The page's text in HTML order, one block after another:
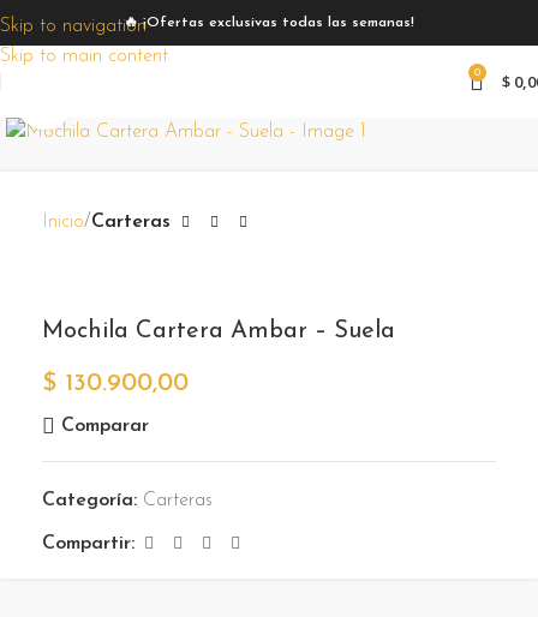
Skip to navigation
Skip to main content
🔥 ¡Ofertas exclusivas todas las semanas!
0 $
Inicio Carteras
Mochila Cartera Ambar – Suela
$ 130.900,00
Comparar
Categoría: Carteras
Compartir: